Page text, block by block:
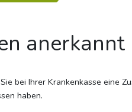
anerkannt
bei Ihrer Krankenkasse eine
haben.